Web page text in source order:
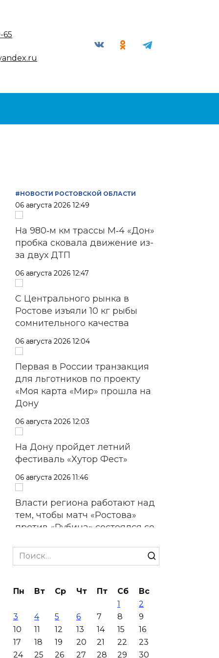
65
#НОВОСТИ РОСТОВСКОЙ ОБЛАСТИ
06 августа 2026 12:49
На 980‑м км трассы М‑4 «Дон»
пробка сковала движение из-
за двух ДТП
06 августа 2026 12:47
С Центрального рынка в
Ростове изъяли 10 кг рыбы
сомнительного качества
06 августа 2026 12:04
Первая в России транзакция
для льготников по проекту
«Моя карта «Мир» прошла на
Дону
06 августа 2026 12:03
На Дону пройдет летний
фестиваль «Хутор Фест»
06 августа 2026 11:46
Власти региона работают над
тем, чтобы матч «Ростова»
против «Рубина» состоялся со
06 августа 2026 11:45
из-за урагана пострадал
планируют завершить в
течение недели
06 августа 2026 10:23
Search
for:
Пн Вт Ср Чт Пт Сб
Вс
1
2
3
4 5 6 7 8
9
10
11 12 13 14 15
16
17
18 19 20 21 22
23
24
25 26 27 28 29
30